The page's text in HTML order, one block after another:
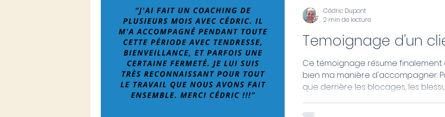
Temoignage d'un
Ce témoignage résume finalement
bien ma manière d'accompagner. Parce
que derrière les blocages, les
envahissantes, les peurs ou les
Cédric Dupont
2 min de lecture